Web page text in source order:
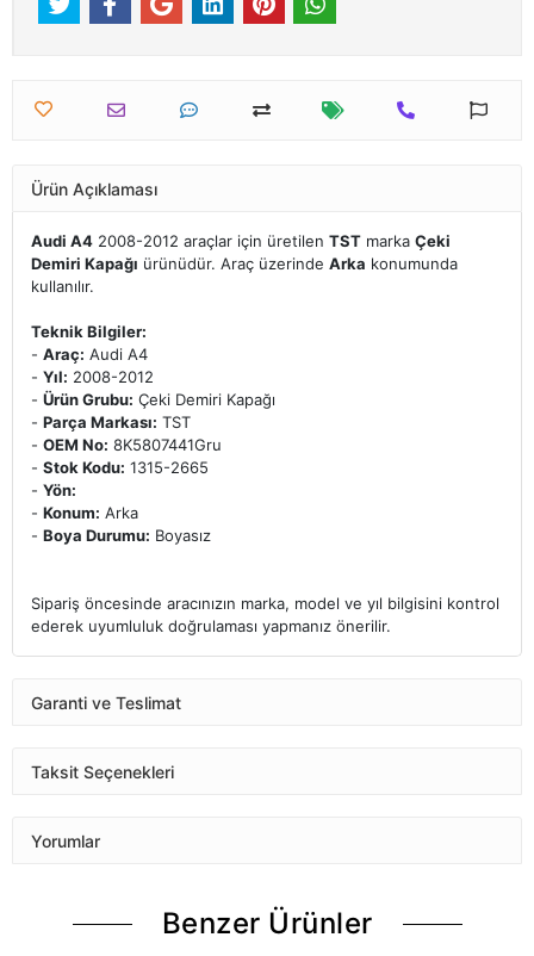
Ürün Açıklaması
Audi A4 2008-2012 araçlar için üretilen TST marka Çeki
Demiri Kapağı ürünüdür. Araç üzerinde Arka konumunda
kullanılır.
Teknik Bilgiler:
- Araç: Audi A4
- Yıl: 2008-2012
- Ürün Grubu: Çeki Demiri Kapağı
- Parça Markası: TST
- OEM No: 8K5807441Gru
- Stok Kodu: 1315-2665
- Yön:
- Konum: Arka
- Boya Durumu: Boyasız
Sipariş öncesinde aracınızın marka, model ve yıl bilgisini kontrol
ederek uyumluluk doğrulaması yapmanız önerilir.
Garanti ve Teslimat
Taksit Seçenekleri
Yorumlar
Benzer Ürünler